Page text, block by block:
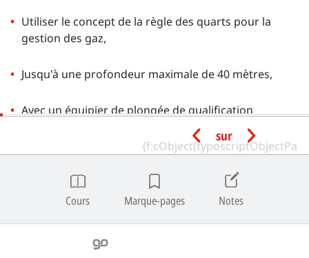
Utiliser le concept de la règle des quarts pour la
gestion des gaz,
Jusqu'à une profondeur maximale de 40 mètres,
Avec un équipier de plongée de qualification
Qualification minimum de
l'Instructeur
conduire le programme Mine Diving.
sur
Cours Marque-pages Notes